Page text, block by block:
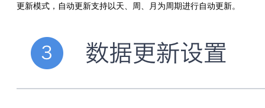
更新模式，自动更新支持以天、周、月为周期进行自动更新。